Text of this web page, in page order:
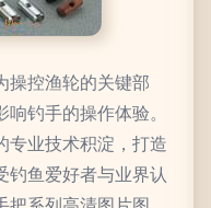
操控渔轮的关键部
钓手的操作体验。
专业技术积淀，打造
钓鱼爱好者与业界认